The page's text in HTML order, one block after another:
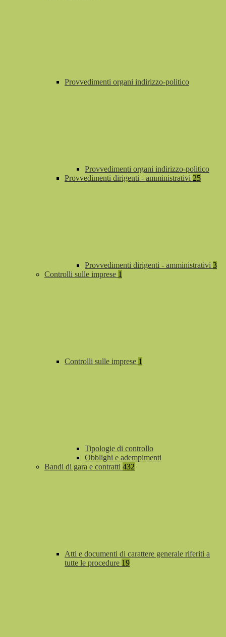
Provvedimenti organi indirizzo-politico
Provvedimenti organi indirizzo-politico
Provvedimenti dirigenti - amministrativi 25
Provvedimenti dirigenti - amministrativi 3
Controlli sulle imprese 1
Controlli sulle imprese 1
Tipologie di controllo
Obblighi e adempimenti
Bandi di gara e contratti 432
Atti e documenti di carattere generale riferiti a
tutte le procedure 19